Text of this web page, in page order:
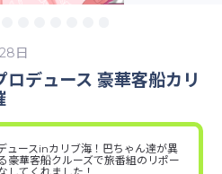
日
デュース 豪華客船カリ
ュースinカリブ海！巴ちゃん達が異
豪華客船クルーズで旅番組のリポー